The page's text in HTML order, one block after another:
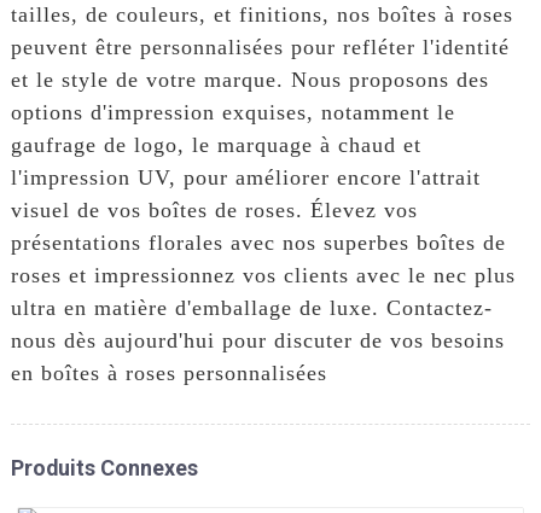
tailles, de couleurs, et finitions, nos boîtes à roses
peuvent être personnalisées pour refléter l'identité
et le style de votre marque. Nous proposons des
options d'impression exquises, notamment le
gaufrage de logo, le marquage à chaud et
l'impression UV, pour améliorer encore l'attrait
visuel de vos boîtes de roses. Élevez vos
présentations florales avec nos superbes boîtes de
roses et impressionnez vos clients avec le nec plus
ultra en matière d'emballage de luxe. Contactez-
nous dès aujourd'hui pour discuter de vos besoins
en boîtes à roses personnalisées
Produits Connexes